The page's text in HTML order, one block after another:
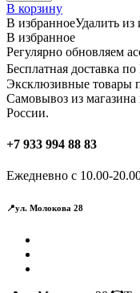
В корзину
В избранноеУдалить из
В избранное
Регулярно обновляем
Бесплатная доставка
Эксклюзивные товары
Самовывоз из магазина
России.
+7 933 994 88 83
Ежедневно с 10.00-
📍ул. Молокова 28